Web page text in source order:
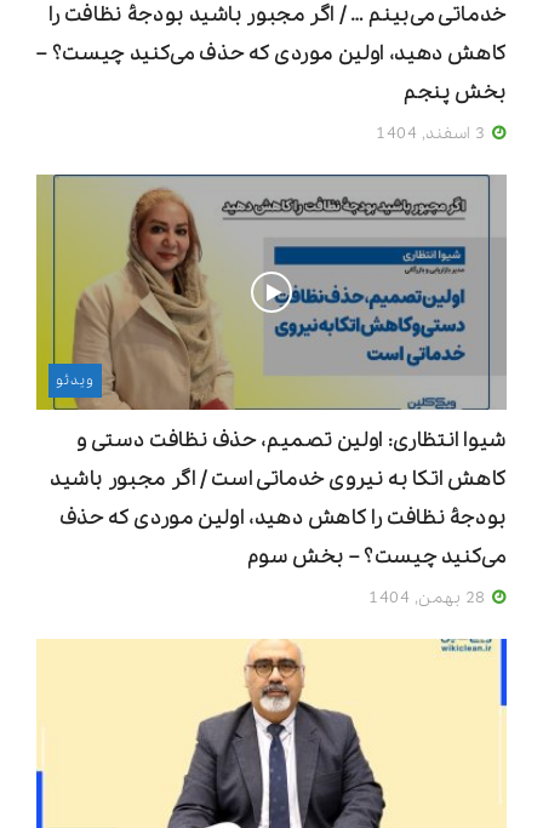
خدماتی می‌بینم … / اگر مجبور باشید بودجۀ نظافت را
کاهش دهید، اولین موردی که حذف می‌کنید چیست؟ –
بخش پنجم
ویدئو
شیوا انتظاری: اولین تصمیم، حذف نظافت دستی و
کاهش اتکا به نیروی خدماتی است / اگر مجبور باشید
بودجۀ نظافت را کاهش دهید، اولین موردی که حذف
می‌کنید چیست؟ – بخش سوم